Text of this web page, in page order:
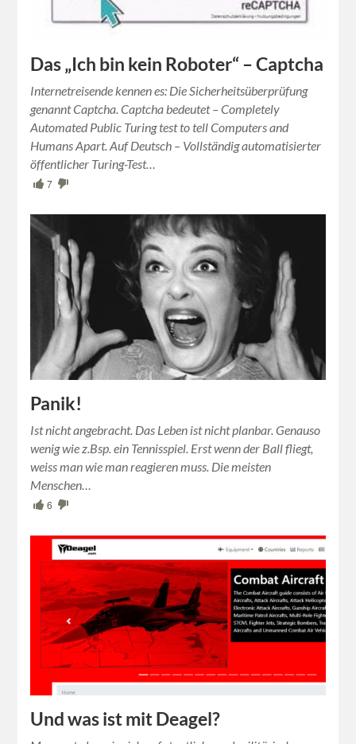
Das „Ich bin kein Roboter“ – Captcha
Internetreisende kennen es: Die Sicherheitsüberprüfung
genannt Captcha. Captcha bedeutet – Completely
Automated Public Turing test to tell Computers and
Humans Apart. Auf Deutsch – Vollständig automatisierter
öffentlicher Turing-Test…
7
Panik!
Ist nicht angebracht. Das Leben ist nicht planbar. Genauso
wenig wie z.Bsp. ein Tennisspiel. Erst wenn der Ball fliegt,
weiss man wie man reagieren muss. Die meisten
Menschen…
6
Und was ist mit Deagel?